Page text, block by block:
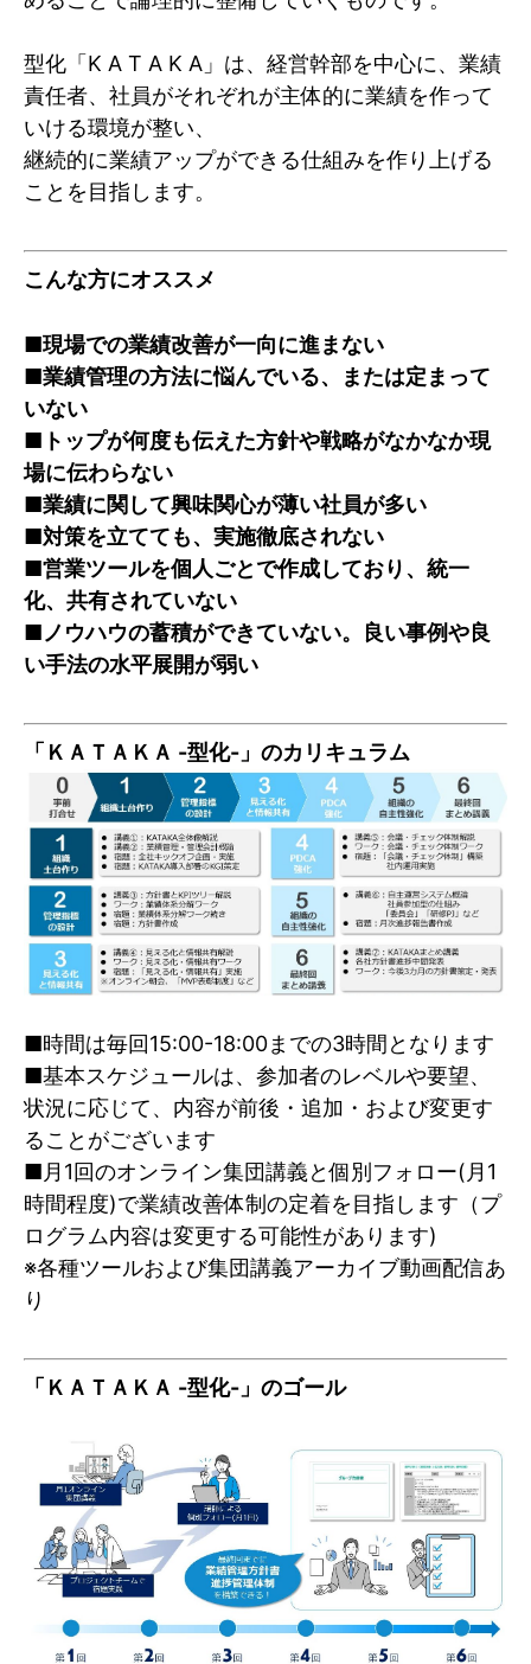
型化「K A T A K A」は、経営幹部を中心に、業績
責任者、社員がそれぞれが主体的に業績を作って
いける環境が整い、
継続的に業績アップができる仕組みを作り上げる
ことを目指します。
こんな方にオススメ
■現場での業績改善が一向に進まない
■業績管理の方法に悩んでいる、または定まって
いない
■トップが何度も伝えた方針や戦略がなかなか現
場に伝わらない
■業績に関して興味関心が薄い社員が多い
■対策を立てても、実施徹底されない
■営業ツールを個人ごとで作成しており、統一
化、共有されていない
■ノウハウの蓄積ができていない。良い事例や良
い手法の水平展開が弱い
「ＫＡＴＡＫＡ -型化-」のカリキュラム
■時間は毎回15:00-18:00までの3時間となります
■基本スケジュールは、参加者のレベルや要望、
状況に応じて、内容が前後・追加・および変更す
ることがございます
■月1回のオンライン集団講義と個別フォロー(月1
時間程度)で業績改善体制の定着を目指します（プ
ログラム内容は変更する可能性があります)
※各種ツールおよび集団講義アーカイブ動画配信あ
り
「ＫＡＴＡＫＡ -型化-」のゴール